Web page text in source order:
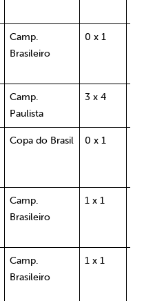
Camp.
Brasileiro
0 x 1
Camp.
Paulista
3 x 4
Copa do Brasil 0 x 1
Camp.
Brasileiro
1 x 1
Camp.
Brasileiro
1 x 1